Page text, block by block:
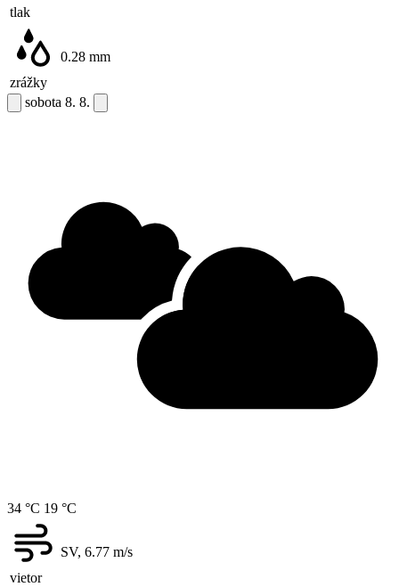
tlak
zrážky
0.28 mm
sobota 8. 8.
34 °C 19 °C
vietor
SV, 6.77 m/s